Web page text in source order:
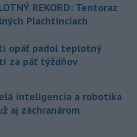
REKORD: Tentoraz
Plachtinciach
opäť padol teplotný
za päť týždňov
inteligencia a robotika
aj záchranárom